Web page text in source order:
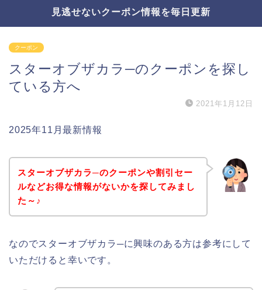
見逃せないクーポン情報を毎日更新
クーポン
スターオブザカラ─のクーポンを探し
ている方へ
2021年1月12日
2025年11月最新情報
スターオブザカラ─のクーポンや割引セー
ルなどお得な情報がないかを探してみまし
た～♪
なのでスターオブザカラ─に興味のある方は参考にして
いただけると幸いです。